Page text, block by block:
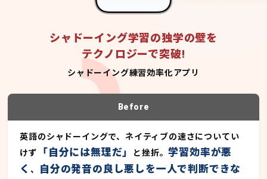
シャドーイング学習の独学の壁を
テクノロジーで突破!
シャドーイング練習効率化アプリ
Before
英語のシャドーイングで、ネイティブの速さについてい
けず
「自分には無理だ」 と挫折。学習効率が悪
く、
自分の発音の良し悪しを一人で判断できな